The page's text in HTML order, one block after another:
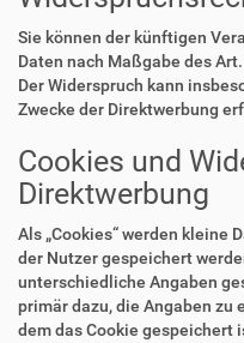
Sie können der künftigen
Daten nach Maßgabe des
Der Widerspruch kann
Zwecke der Direktwerbung
Cookies und
Direktwerbung
Als „Cookies“ werden kleine
der Nutzer gespeichert
unterschiedliche Angaben
primär dazu, die Angaben zu
dem das Cookie gespeichert